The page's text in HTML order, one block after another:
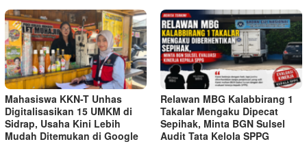
Mahasiswa KKN-T Unhas
Digitalisasikan 15 UMKM di
Sidrap, Usaha Kini Lebih
Mudah Ditemukan di Google
Relawan MBG Kalabbirang 1
Takalar Mengaku Dipecat
Sepihak, Minta BGN Sulsel
Audit Tata Kelola SPPG